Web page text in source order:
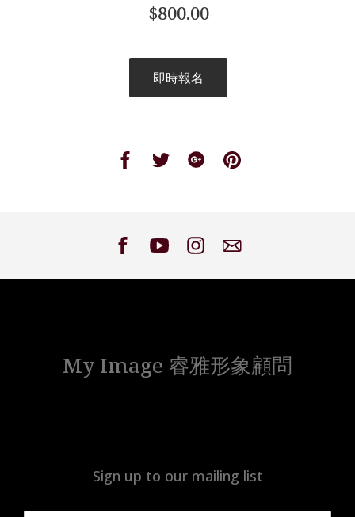
$800.00
即時報名
Share
Share
Share
Share
My Image 睿雅形象顧問
Sign up to our mailing list